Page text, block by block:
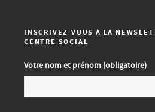
INSCRIVEZ-VOUS À LA
CENTRE SOCIAL
Votre nom et prénom (obligatoire)